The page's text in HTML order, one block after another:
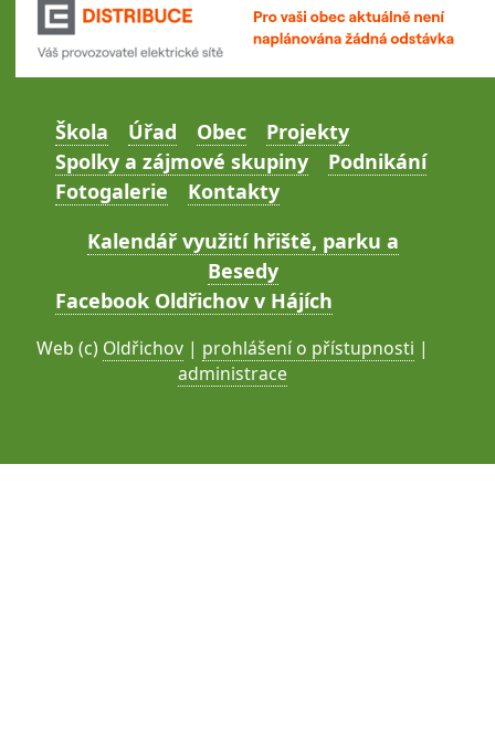
Škola Úřad Obec
Projekty
Spolky a zájmové skupiny
Podnikání
Fotogalerie
Kontakty
Kalendář využití hřiště, parku a
Besedy
Facebook Oldřichov v Hájích
Web (c) Oldřichov | prohlášení o přístupnosti |
administrace